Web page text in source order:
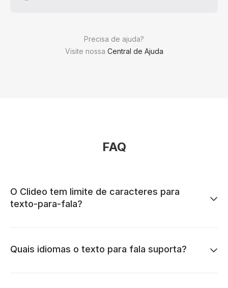
Precisa de ajuda?
Visite nossa Central de Ajuda
FAQ
O Clideo tem limite de caracteres para
texto-para-fala?
Quais idiomas o texto para fala suporta?